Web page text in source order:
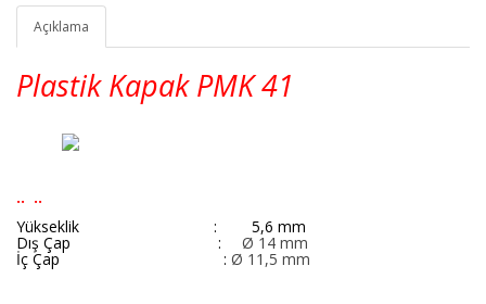
Açıklama
Plastik Kapak PMK 41
.. ..
Yükseklik : 5,6 mm
Dış Çap : Ø 14 mm
İç Çap : Ø 11,5 mm